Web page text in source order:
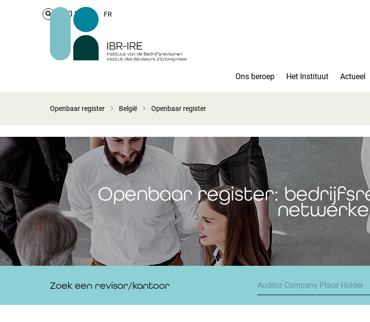
Login FR
Ons beroep Het Instituut Actueel
Openbaar register België Openbaar register
Openbaar register:
Zoek een revisor/kantoor